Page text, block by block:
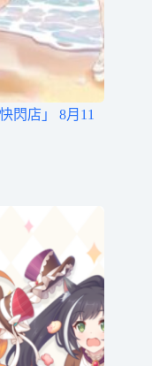
閃店」 8月11